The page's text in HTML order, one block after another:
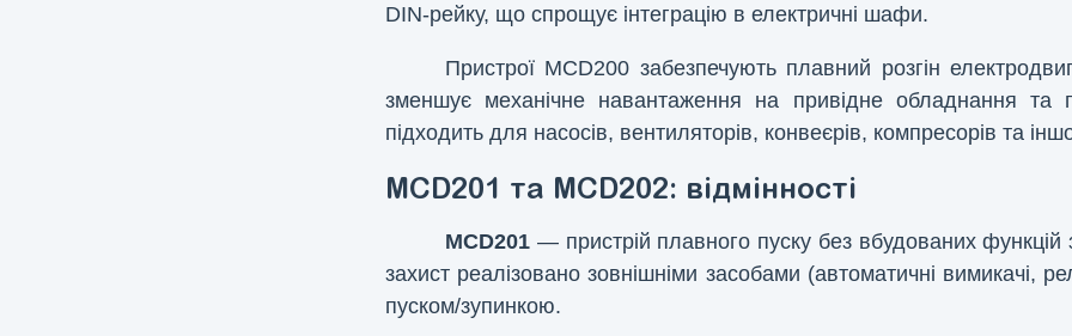
DIN-рейку, що спрощує інтеграцію в електричні шафи.
Пристрої MCD200 забезпечують плавний розгін
зменшує механічне навантаження на привідне обладнання та
підходить для насосів, вентиляторів, конвеєрів, компресорів та
MCD201 та MCD202: відмінності
MCD201 — пристрій плавного пуску без вбудованих
захист реалізовано зовнішніми засобами (автоматичні вимикачі,
пуском/зупинкою.